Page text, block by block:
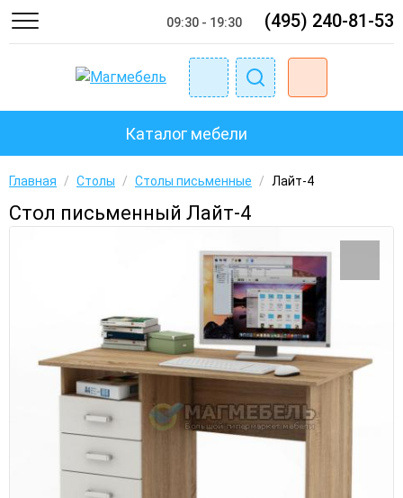
09:30 - 19:30 (495) 240-81-53
Каталог мебели
Главная / Столы / Столы письменные / Лайт-4
Стол письменный Лайт-4